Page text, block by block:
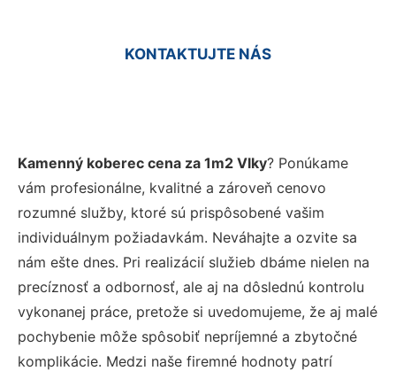
KONTAKTUJTE NÁS
Kamenný koberec cena za 1m2 Vlky? Ponúkame
vám profesionálne, kvalitné a zároveň cenovo
rozumné služby, ktoré sú prispôsobené vašim
individuálnym požiadavkám. Neváhajte a ozvite sa
nám ešte dnes. Pri realizácií služieb dbáme nielen na
precíznosť a odbornosť, ale aj na dôslednú kontrolu
vykonanej práce, pretože si uvedomujeme, že aj malé
pochybenie môže spôsobiť nepríjemné a zbytočné
komplikácie. Medzi naše firemné hodnoty patrí